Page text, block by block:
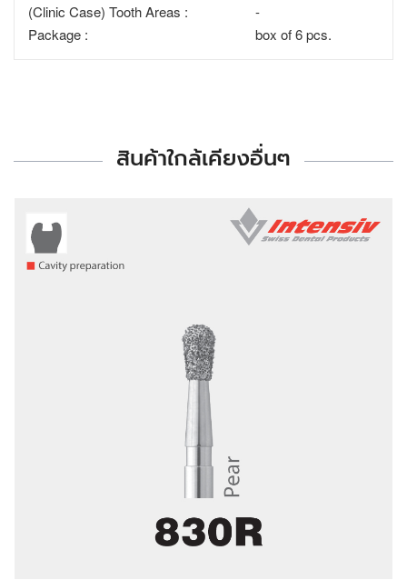
(Clinic Case) Tooth Areas :
-
Package :
box of 6 pcs.
สินค้าใกล้เคียงอื่นๆ